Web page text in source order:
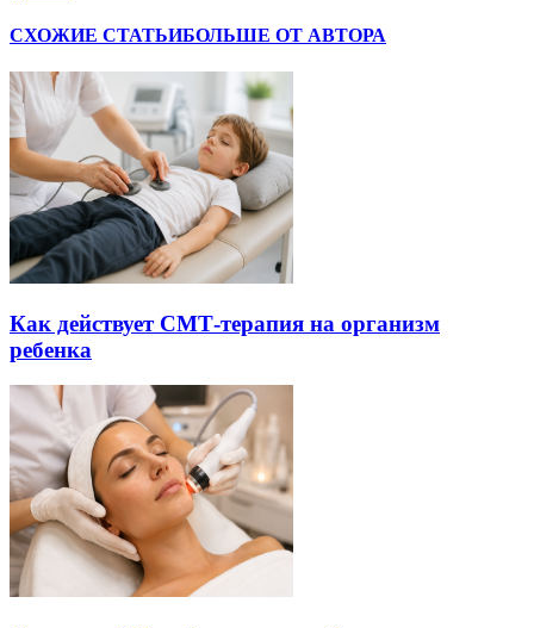
СХОЖИЕ СТАТЬИБОЛЬШЕ ОТ АВТОРА
Как действует СМТ-терапия на организм
ребенка